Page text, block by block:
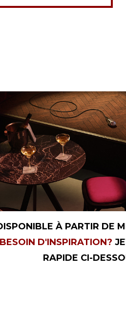
À PARTIR DE
BESOIN D'INSPIRATION?
RAPIDE CI-